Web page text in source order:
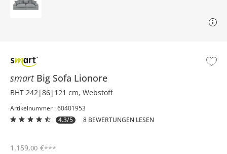
smart Big Sofa Lionore
BHT 242|86|121 cm, Webstoff
Artikelnummer : 60401953
4.3/5
8 BEWERTUNGEN LESEN
1.159,00 €***